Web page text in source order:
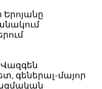
Երոյանը
Վազգեն
գեներալ-մայոր